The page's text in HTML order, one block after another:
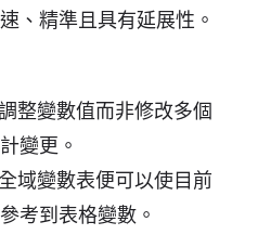
、精準且具有延展性。
整變數值而非修改多個
變更。
域變數表便可以使目前
考到表格變數。